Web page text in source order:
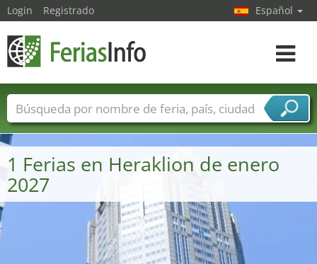
1 Ferias en Heraklion de enero
2027
Login Registrado Español
toggle
Nombres de ferias Países
Ciudades
Sectores de ferias
Sectores de proveedor de servicios